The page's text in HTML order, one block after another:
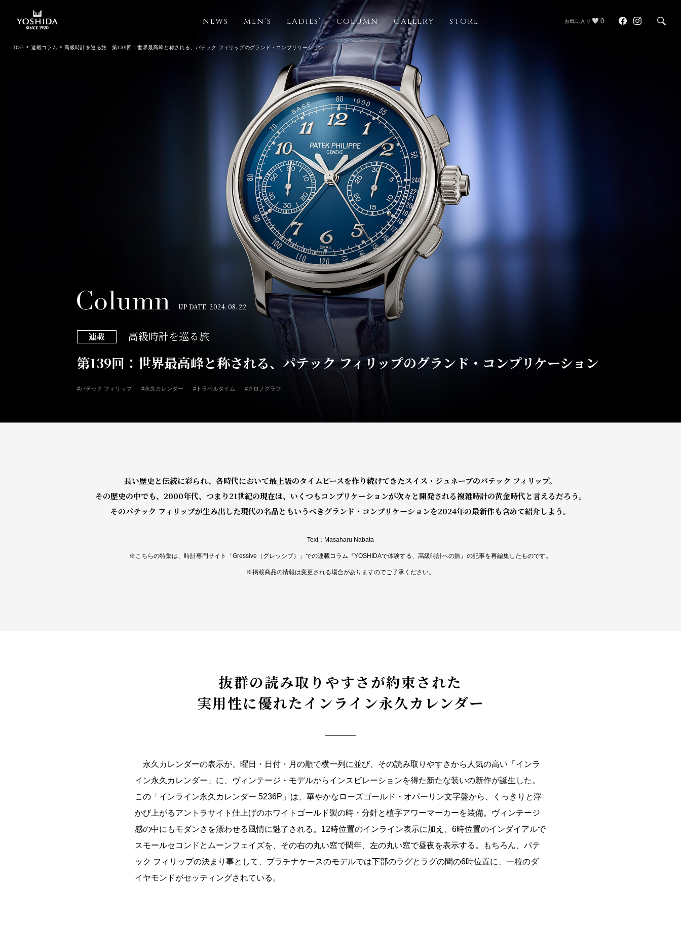
NEWS MEN’S LADIES’ COLUMN GALLERY STORE お気に入り 0
TOP 連載コラム 高級時計を巡る旅 第139回：世界最高峰と称される、パテック フィリップのグランド・コンプリケーション
UP DATE: 2024. 08. 22
連載 高級時計を巡る旅
第139回：世界最高峰と称される、パテック フィリップのグランド・コンプリケーション
#パテック フィリップ #永久カレンダー #トラベルタイム #クロノグラフ
長い歴史と伝統に彩られ、各時代において最上級のタイムピースを作り続けてきたスイス・ジュネーブのパテック フィリップ。
その歴史の中でも、2000年代、つまり21世紀の現在は、いくつもコンプリケーションが次々と開発される複雑時計の黄金時代と言えるだろう。
そのパテック フィリップが生み出した現代の名品ともいうべきグランド・コンプリケーションを2024年の最新作も含めて紹介しよう。
Text：Masaharu Nabata
※こちらの特集は、時計専門サイト「Gressive（グレッシブ）」での連載コラム『YOSHIDAで体験する、高級時計への旅』の記事を再編集したものです。
※掲載商品の情報は変更される場合がありますのでご了承ください。
抜群の読み取りやすさが約束された
実用性に優れたインライン永久カレンダー
永久カレンダーの表示が、曜日・日付・月の順で横一列に並び、その読み取りやすさから人気の高い「インラ
イン永久カレンダー」に、ヴィンテージ・モデルからインスピレーションを得た新たな装いの新作が誕生した。
この「インライン永久カレンダー 5236P」は、華やかなローズゴールド・オパーリン文字盤から、くっきりと浮
かび上がるアントラサイト仕上げのホワイトゴールド製の時・分針と植字アワーマーカーを装備。ヴィンテージ
感の中にもモダンさを漂わせる風情に魅了される。12時位置のインライン表示に加え、6時位置のインダイアルで
スモールセコンドとムーンフェイズを、その右の丸い窓で閏年、左の丸い窓で昼夜を表示する。もちろん、パテ
ック フィリップの決まり事として、プラチナケースのモデルでは下部のラグとラグの間の6時位置に、一粒のダ
イヤモンドがセッティングされている。